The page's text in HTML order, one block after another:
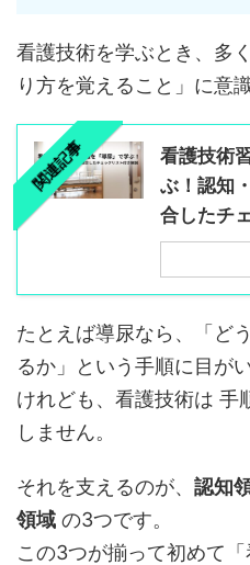
看護技術を学ぶとき、多
り方を覚えること」に意
関連記事
看護技術
ぶ！認知
合したチ
たとえば導尿なら、「ど
るか」という手順に目が
けれども、看護技術は 手
しません。
それを支えるのが、 認知
領域 の3つです。
この3つが揃って初めて